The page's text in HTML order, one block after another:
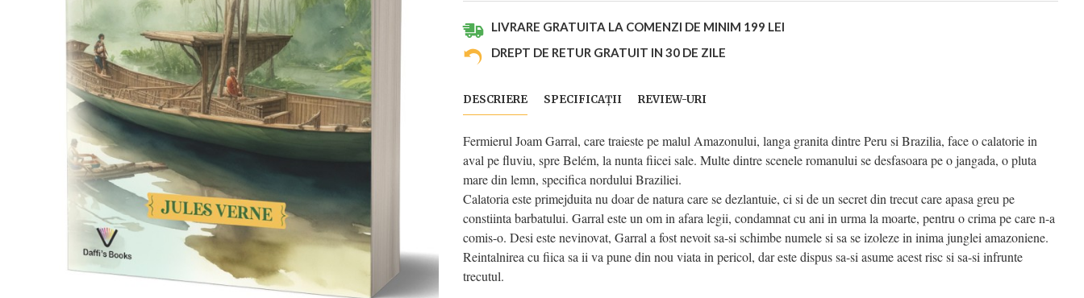
LIVRARE GRATUITA LA COMENZI DE MINIM 199 LEI
DREPT DE RETUR GRATUIT IN 30 DE ZILE
DESCRIERE SPECIFICAȚII REVIEW-URI
Fermierul Joam Garral, care traieste pe malul Amazonului, langa granita dintre Peru si Brazilia, face o calatorie in
aval pe fluviu, spre Belém, la nunta fiicei sale. Multe dintre scenele romanului se desfasoara pe o jangada, o pluta
mare din lemn, specifica nordului Braziliei.
Calatoria este primejduita nu doar de natura care se dezlantuie, ci si de un secret din trecut care apasa greu pe
constiinta barbatului. Garral este un om in afara legii, condamnat cu ani in urma la moarte, pentru o crima pe care n-a
comis-o. Desi este nevinovat, Garral a fost nevoit sa-si schimbe numele si sa se izoleze in inima junglei amazoniene.
Reintalnirea cu fiica sa ii va pune din nou viata in pericol, dar este dispus sa-si asume acest risc si sa-si infrunte
trecutul.